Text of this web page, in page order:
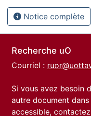
Notice complète
Recherche uO
Courriel :
Si vous avez besoin
autre document
accessible,